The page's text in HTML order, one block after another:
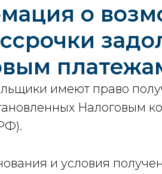
о
имеют право
Налоговым
и условия